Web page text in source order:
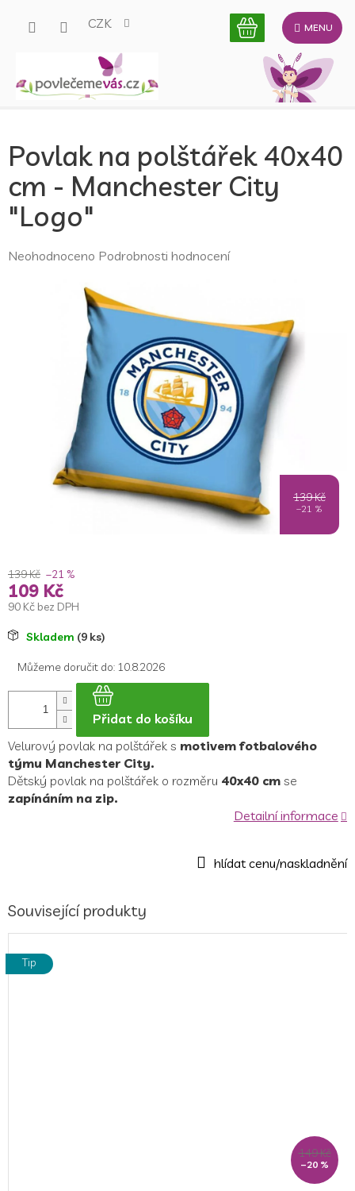
CZK
Povlak na polštářek 40x40
cm - Manchester City
"Logo"
Průměrné
Neohodnoceno Podrobnosti hodnocení
139 Kč
–21 %
139 Kč –21 %
109 Kč
90 Kč bez DPH
MěrnáSkladem (9 ks)
Můžeme doručit do: 10.8.2026
Přidat do košíku
Velurový povlak na polštářek s motivem fotbalového
týmu Manchester City.
Dětský povlak na polštářek o rozměru 40x40 cm se
zapínáním na zip.
Detailní informace
Související produkty
Tip
149 Kč
–20 %